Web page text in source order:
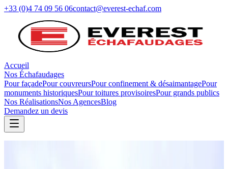
+33 (0)4 74 09 56 06contact@everest-echaf.com
Accueil
Nos Échafaudages
Pour façadePour couvreursPour confinement & désaimantagePour
monuments historiquesPour toitures provisoiresPour grands publics
Nos RéalisationsNos AgencesBlog
Demandez un devis